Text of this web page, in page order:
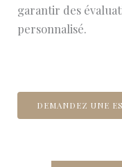
garantir des
personnalisé.
DEMANDEZ UNE